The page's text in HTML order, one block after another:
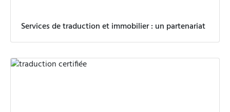
Services de traduction et immobilier : un partenariat